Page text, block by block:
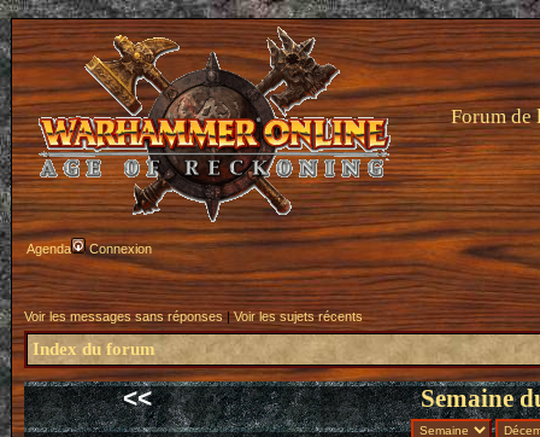
Forum
Agenda Connexion
Voir les messages sans réponses|Voir les sujets récents
Index du forum
<< Semaine